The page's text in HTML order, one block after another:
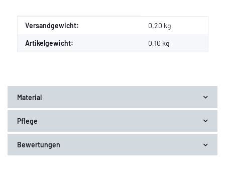
Produkteigenschaft
Wert
Versandgewicht: 0,20 kg
Artikelgewicht: 0,10 kg
Material
Pflege
Bewertungen